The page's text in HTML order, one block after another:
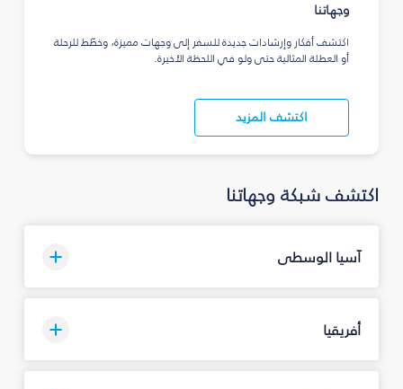
وجهاتنا
اكتشف أفكار وإرشادات جديدة للسفر إلى وجهات مميزة، وخطّط للرحلة
أو العطلة المثالية حتى ولو في اللحظة الأخيرة.
اكتشف المزيد
اكتشف شبكة وجهاتنا
آسيا الوسطى
أفريقيا